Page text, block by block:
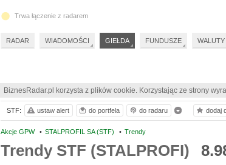
BiznesRadar.pl korzysta z plików cookie. Korzystając ze strony
Akcje GPW • STALPROFIL SA (STF) • Trendy
Trendy STF (STALPROFI)
STF: ustaw alert do portfela do radaru dodaj
Trwa łączenie z radarem
RADAR WIADOMOŚCI GIEŁDA FUNDUSZE WALUTY